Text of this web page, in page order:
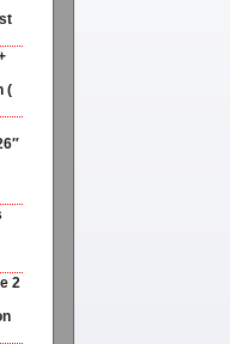
(
2